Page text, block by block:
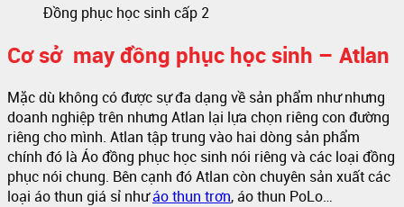
Đồng phục học sinh cấp 2
Cơ sở may đồng phục học sinh – Atlan
Mặc dù không có được sự đa dạng về sản phẩm như nhưng
doanh nghiệp trên nhưng Atlan lại lựa chọn riêng con đường
riêng cho mình. Atlan tập trung vào hai dòng sản phẩm
chính đó là Áo đồng phục học sinh nói riêng và các loại đồng
phục nói chung. Bên cạnh đó Atlan còn chuyên sản xuất các
loại áo thun giá sỉ nhưáo thun trơn, áo thun PoLo…